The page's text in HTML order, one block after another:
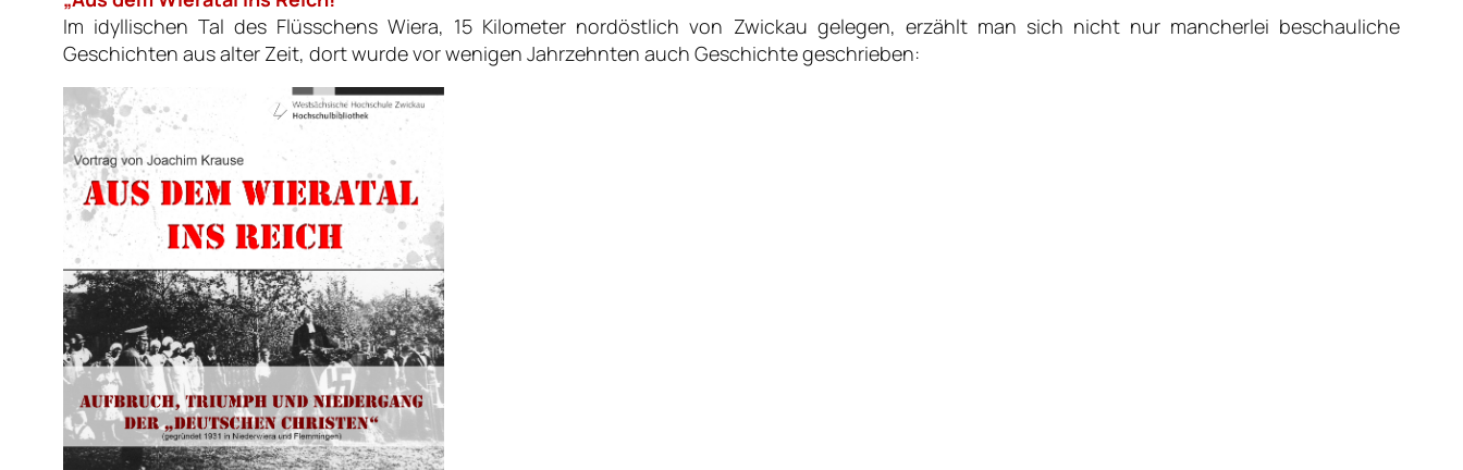
Im idyllischen Tal des Flüsschens Wiera, 15 Kilometer nordöstlich von Zwickau gelegen, erzählt man sich nicht nur mancherlei beschauliche
Geschichten aus alter Zeit, dort wurde vor wenigen Jahrzehnten auch Geschichte geschrieben: